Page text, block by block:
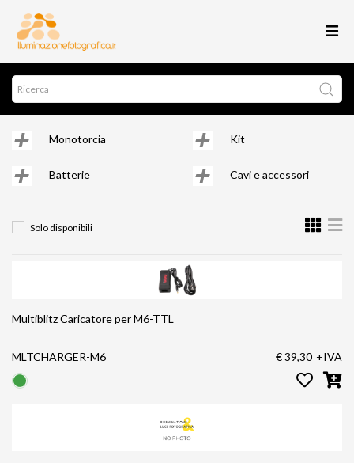
Monotorcia Kit
Batterie Cavi e accessori
Solo disponibili
Multiblitz Caricatore per M6-TTL
MLTCHARGER-M6 € 39,30 +IVA